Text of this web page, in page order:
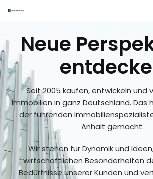
Zum
Neue
Seit 2005 kaufen, entwickeln und
Immobilien in ganz Deutschland. Das
der führenden
Anhalt gemacht.
Wir stehen für Dynamik und
wirtschaftlichen Besonderheiten
Bedürfnisse unserer Kunden und